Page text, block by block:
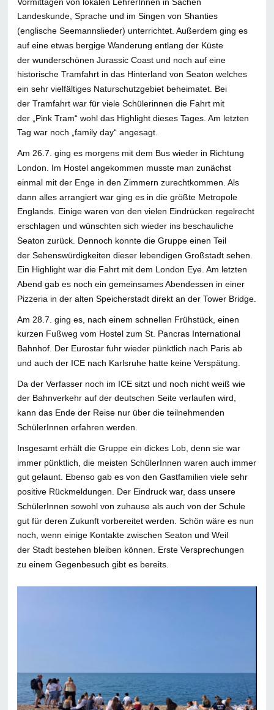
Landeskunde, Sprache und im Singen von Shanties
(englische Seemannslieder) unterrichtet. Außerdem ging es
auf eine etwas bergige Wanderung entlang der Küste
der wunderschönen Jurassic Coast und noch auf eine
historische Tramfahrt in das Hinterland von Seaton welches
ein sehr vielfältiges Naturschutzgebiet beheimatet. Bei
der Tramfahrt war für viele Schülerinnen die Fahrt mit
der „Pink Tram“ wohl das Highlight dieses Tages. Am letzten
Tag war noch „family day“ angesagt.
Am 26.7. ging es morgens mit dem Bus wieder in Richtung
London. Im Hostel angekommen musste man zunächst
einmal mit der Enge in den Zimmern zurechtkommen. Als
dann alles arrangiert war ging es in die größte Metropole
Englands. Einige waren von den vielen Eindrücken regelrecht
erschlagen und wünschten sich wieder ins beschauliche
Seaton zurück. Dennoch konnte die Gruppe einen Teil
der Sehenswürdigkeiten dieser lebendigen Großstadt sehen.
Ein Highlight war die Fahrt mit dem London Eye. Am letzten
Abend gab es noch ein gemeinsames Abendessen in einer
Pizzeria in der alten Speicherstadt direkt an der Tower Bridge.
Am 28.7. ging es, nach einem schnellen Frühstück, einen
kurzen Fußweg vom Hostel zum St. Pancras International
Bahnhof. Der Eurostar fuhr wieder pünktlich nach Paris ab
und auch der ICE nach Karlsruhe hatte keine Verspätung.
Da der Verfasser noch im ICE sitzt und noch nicht weiß wie
der Bahnverkehr auf der deutschen Seite verlaufen wird,
kann das Ende der Reise nur über die teilnehmenden
SchülerInnen erfahren werden.
Insgesamt erhält die Gruppe ein dickes Lob, denn sie war
immer pünktlich, die meisten SchülerInnen waren auch immer
gut gelaunt. Ebenso gab es von den Gastfamilien viele sehr
positive Rückmeldungen. Der Eindruck war, dass unsere
SchülerInnen sowohl von zuhause als auch von der Schule
gut für deren Zukunft vorbereitet werden. Schön wäre es nun
noch, wenn einige Kontakte zwischen Seaton und Weil
der Stadt bestehen bleiben können. Erste Versprechungen
zu einem Gegenbesuch gibt es bereits.